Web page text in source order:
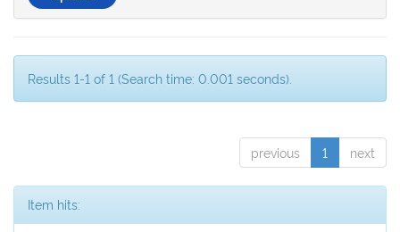
Results 1-1 of 1 (Search time: 0.001 seconds).
previous 1 next
Item hits: